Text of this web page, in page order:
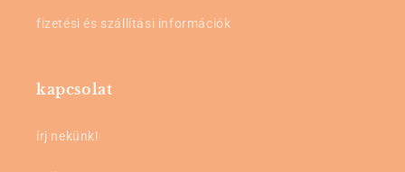
fizetési és szállítási információk
kapcsolat
írj nekünk!